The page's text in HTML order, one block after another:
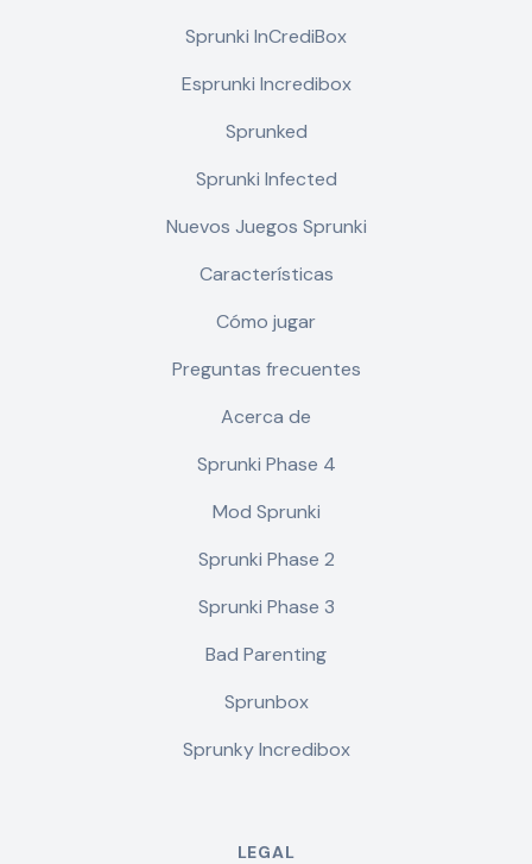
Sprunki InCrediBox
Esprunki Incredibox
Sprunked
Sprunki Infected
Nuevos Juegos Sprunki
Características
Cómo jugar
Preguntas frecuentes
Acerca de
Sprunki Phase 4
Mod Sprunki
Sprunki Phase 2
Sprunki Phase 3
Bad Parenting
Sprunbox
Sprunky Incredibox
LEGAL